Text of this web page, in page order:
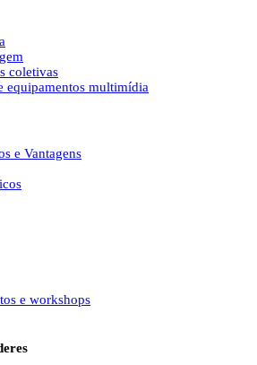
coletivas
equipamentos multimídia
e Vantagens
e workshops